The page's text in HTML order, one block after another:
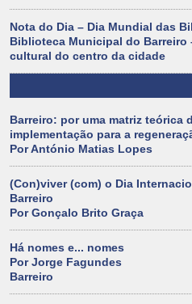
Nota do Dia – Dia Mundial das
Biblioteca Municipal do Barreiro
cultural do centro da cidade
Barreiro: por uma matriz teórica
implementação para a
Por António Matias Lopes
(Con)viver (com) o Dia
Barreiro
Por Gonçalo Brito Graça
Há nomes e... nomes
Por Jorge Fagundes
Barreiro